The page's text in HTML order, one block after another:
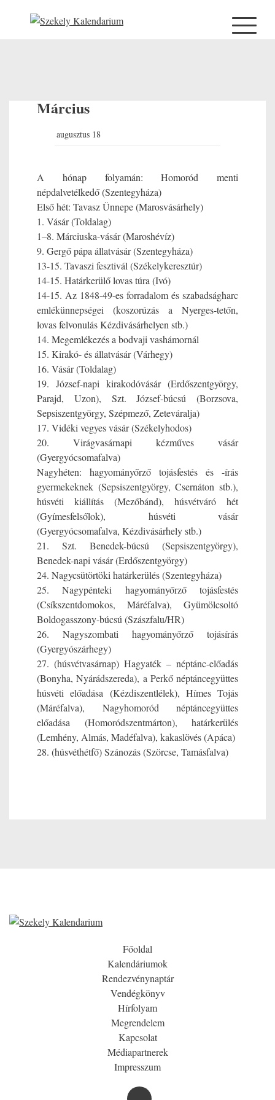
Március
2016 augusztus 18
A hónap folyamán: Homoród menti
népdalvetélkedő (Szentegyháza)
Első hét: Tavasz Ünnepe (Marosvásárhely)
1. Vásár (Toldalag)
1–8. Márciuska-vásár (Maroshévíz)
9. Gergő pápa állatvásár (Szentegyháza)
13-15. Tavaszi fesztivál (Székelykeresztúr)
14-15. Határkerülő lovas túra (Ivó)
14-15. Az 1848-49-es forradalom és szabadságharc
emlékünnepségei (koszorúzás a Nyerges-tetőn,
lovas felvonulás Kézdivásárhelyen stb.)
14. Megemlékezés a bodvaji vashámornál
15. Kirakó- és állatvásár (Várhegy)
16. Vásár (Toldalag)
19. József-napi kirakodóvásár (Erdőszentgyörgy,
Parajd, Uzon), Szt. József-búcsú (Borzsova,
Sepsiszentgyörgy, Szépmező, Zeteváralja)
17. Vidéki vegyes vásár (Székelyhodos)
20. Virágvasárnapi kézműves vásár
(Gyergyócsomafalva)
Nagyhéten: hagyományőrző tojásfestés és -írás
gyermekeknek (Sepsiszentgyörgy, Csernáton stb.),
húsvéti kiállítás (Mezőbánd), húsvétváró hét
(Gyímesfelsőlok), húsvéti vásár
(Gyergyócsomafalva, Kézdivásárhely stb.)
21. Szt. Benedek-búcsú (Sepsiszentgyörgy),
Benedek-napi vásár (Erdőszentgyörgy)
24. Nagycsütörtöki határkerülés (Szentegyháza)
25. Nagypénteki hagyományőrző tojásfestés
(Csíkszentdomokos, Máréfalva), Gyümölcsoltó
Boldogasszony-búcsú (Szászfalu/HR)
26. Nagyszombati hagyományőrző tojásírás
(Gyergyószárhegy)
27. (húsvétvasárnap) Hagyaték – néptánc-előadás
(Bonyha, Nyárádszereda), a Perkő néptáncegyüttes
húsvéti előadása (Kézdiszentlélek), Hímes Tojás
(Máréfalva), Nagyhomoród néptáncegyüttes
előadása (Homoródszentmárton), határkerülés
(Lemhény, Almás, Madéfalva), kakaslövés (Apáca)
28. (húsvéthétfő) Szánozás (Szörcse, Tamásfalva)
Főoldal
Kalendáriumok
Rendezvénynaptár
Vendégkönyv
Hírfolyam
Megrendelem
Kapcsolat
Médiapartnerek
Impresszum